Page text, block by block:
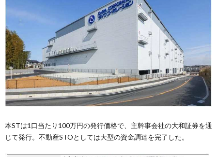
本STは1口当たり100万円の発行価格で、主幹事会社の大和証券を通
じて発行。不動産STOとしては大型の資金調達を完了した。